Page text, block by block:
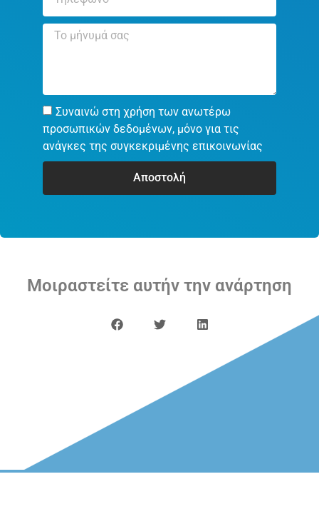
Συναινώ στη χρήση των ανωτέρω
προσωπικών δεδομένων, μόνο για τις
ανάγκες της συγκεκριμένης επικοινωνίας
Αποστολή
Μοιραστείτε αυτήν την ανάρτηση